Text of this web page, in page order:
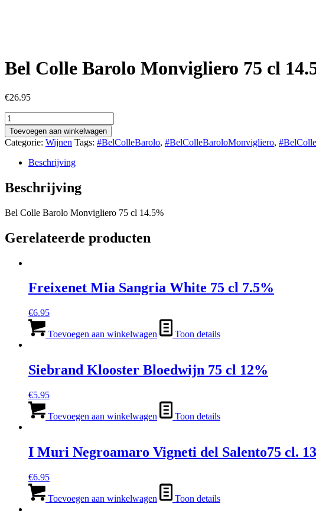
Bel Colle Barolo Monvigliero 75 cl
€26.95
Bel
Colle
Barolo
Monvigliero
14.5%
aantal
Toevoegen aan winkelwagen
Categorie: Wijnen Tags: #BelColleBarolo, #BelColleBaroloMonvigliero,
Beschrijving
Beschrijving
Bel Colle Barolo Monvigliero 75 cl 14.5%
Gerelateerde producten
Freixenet Mia Sangria White 75 cl 7.5%
€6.95
Toevoegen aan winkelwagen Toon details
Siebrand Klooster Bloedwijn 75 cl 12%
€5.95
Toevoegen aan winkelwagen Toon details
I Muri Negroamaro Vigneti del Salento75 cl.
€6.95
Toevoegen aan winkelwagen Toon details